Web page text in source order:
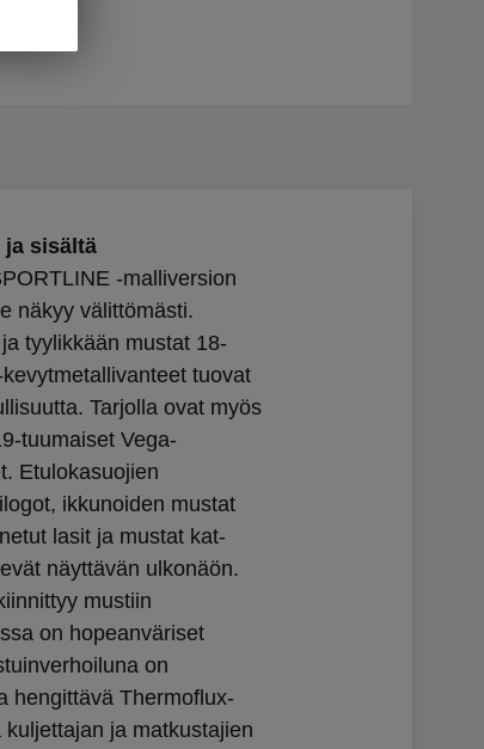
ja sisältä
-malliversion
näkyy välittömästi.
tyylikkään mustat 18-
tuovat
Tarjolla ovat myös
tuumaiset Vega-
Etulokasuojien
ikkunoiden mustat
lasit ja mustat kat-
näyttävän ulkonäön.
mustiin
on hopeanväriset
on
hengittävä Thermoflux-
kuljettajan ja matkustajien